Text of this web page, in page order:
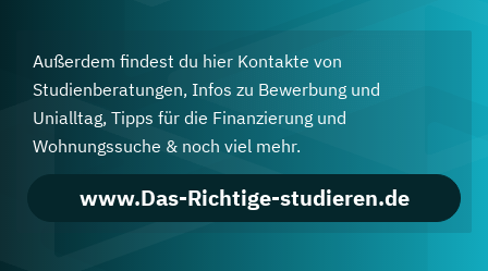
Außerdem findest du hier Kontakte von
Studienberatungen, Infos zu Bewerbung und
Unialltag, Tipps für die Finanzierung und
Wohnungssuche & noch viel mehr.
www.Das-Richtige-studieren.de